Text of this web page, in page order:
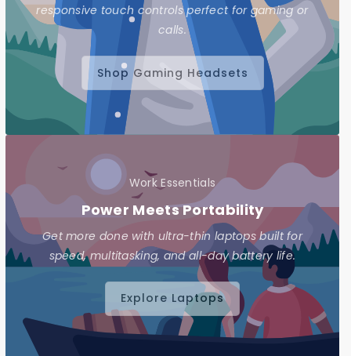
responsive touch controls perfect for gaming or
calls.
Shop Gaming Headsets
Work Essentials
Power Meets Portability
Get more done with ultra-thin laptops built for
speed, multitasking, and all-day battery life.
Explore Laptops